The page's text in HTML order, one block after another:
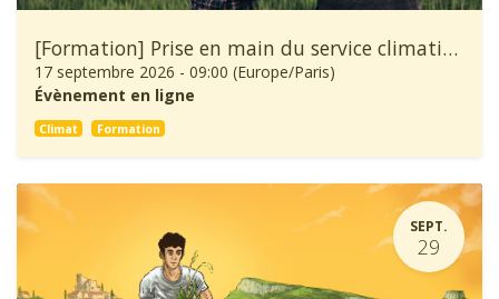
[Formation] Prise en main du service climatique Climadiag Agriculture et Forêt
17 septembre 2026 - 09:00 (Europe/Paris)
Évènement en ligne
Climat Formation
SEPT.
29